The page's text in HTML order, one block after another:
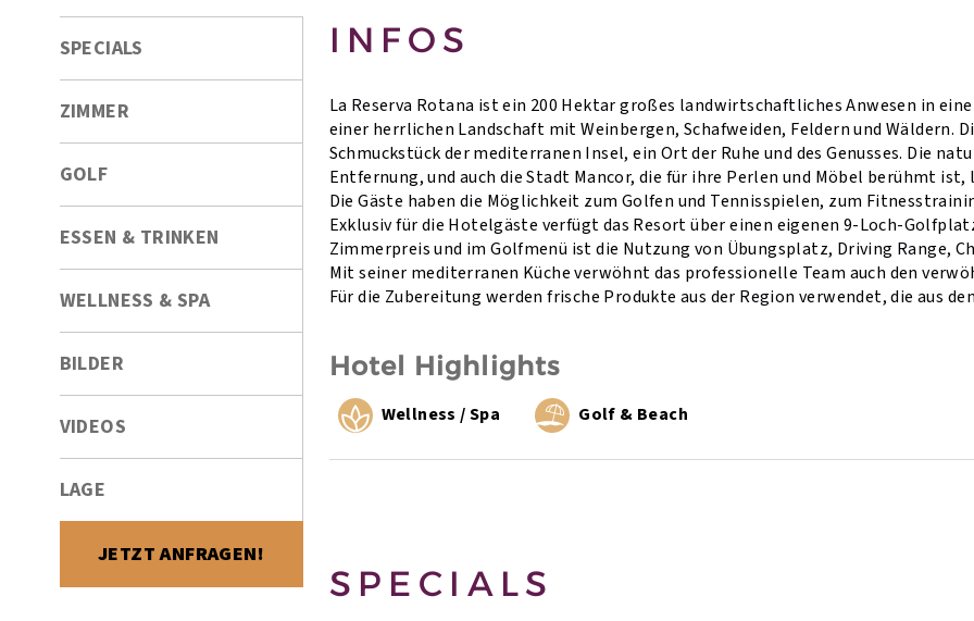
SPECIALS
ZIMMER
GOLF
ESSEN & TRINKEN
WELLNESS & SPA
BILDER
VIDEOS
LAGE
JETZT ANFRAGEN!
INFOS
La Reserva Rotana ist ein 200 Hektar großes landwirtschaftliches Anwesen in
einer herrlichen Landschaft mit Weinbergen, Schafweiden, Feldern und Wäldern.
Schmuckstück der mediterranen Insel, ein Ort der Ruhe und des Genusses. Die
Entfernung, und auch die Stadt Mancor, die für ihre Perlen und Möbel berühmt
Die Gäste haben die Möglichkeit zum Golfen und Tennisspielen, zum
Exklusiv für die Hotelgäste verfügt das Resort über einen eigenen 9-Loch-
Zimmerpreis und im Golfmenü ist die Nutzung von Übungsplatz, Driving Range,
Mit seiner mediterranen Küche verwöhnt das professionelle Team auch den
Für die Zubereitung werden frische Produkte aus der Region verwendet, die aus
Hotel Highlights
Wellness / Spa Golf & Beach
SPECIALS